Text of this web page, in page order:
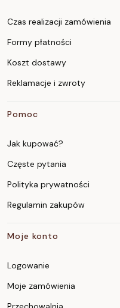
Czas realizacji zamówienia
Formy płatności
Koszt dostawy
Reklamacje i zwroty
Pomoc
Jak kupować?
Częste pytania
Polityka prywatności
Regulamin zakupów
Moje konto
Logowanie
Moje zamówienia